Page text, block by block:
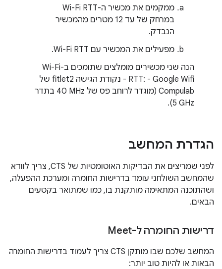
ממקמים את מכשיר ה-Wi-Fi RTT
במרחק של עד 12 מטרים מהמכשיר
הנבדק.
מפעילים את המכשיר עם Wi-Fi RTT.
הנה שני מכשירים מומלצים שתומכים ב-Wi-Fi
RTT: - Google Wifi - נקודת הגישה fitlet2 של
Compulab (מוגדר לרוחב פס של ‎40 MHz בתדר
‎5 GHz).
הגדרת המחשב
לפני שמריצים את הבדיקות האוטומטיות של CTS, צריך לוודא
שהמחשב השולחני עומד בדרישות החומרה ומערכת ההפעלה,
ושהתוכנה המתאימה מותקנת בו, כמו שמתואר בקטעים
הבאים.
דרישות החומרה ל-Meet
המחשב שלכם שבו מותקן CTS צריך לעמוד בדרישות החומרה
הבאות או להיות טוב יותר: